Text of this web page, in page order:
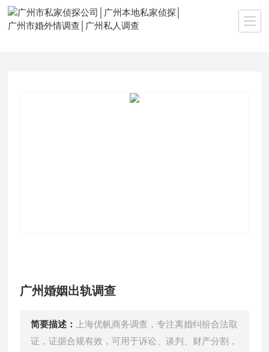
首页
广州婚姻出轨调查
简要描述：
上海优帆商务调查，专注离婚纠纷合法取
证，证据合规有效，可用于诉讼、谈判、财产分割，